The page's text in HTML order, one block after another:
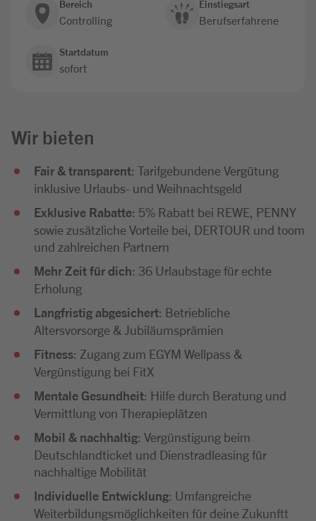
Bereich
Controlling
Einstiegsart
Berufserfahrene
Startdatum
sofort
Wir bieten
Fair & transparent: Tarifgebundene Vergütung
inklusive Urlaubs- und Weihnachtsgeld
Exklusive Rabatte: 5% Rabatt bei REWE, PENNY
sowie zusätzliche Vorteile bei, DERTOUR und toom
und zahlreichen Partnern
Mehr Zeit für dich: 36 Urlaubstage für echte
Erholung
Langfristig abgesichert: Betriebliche
Altersvorsorge & Jubiläumsprämien
Fitness: Zugang zum EGYM Wellpass &
Vergünstigung bei FitX
Mentale Gesundheit: Hilfe durch Beratung und
Vermittlung von Therapieplätzen
Mobil & nachhaltig: Vergünstigung beim
Deutschlandticket und Dienstradleasing für
nachhaltige Mobilität
Individuelle Entwicklung: Umfangreiche
Weiterbildungsmöglichkeiten für deine Zukunftt